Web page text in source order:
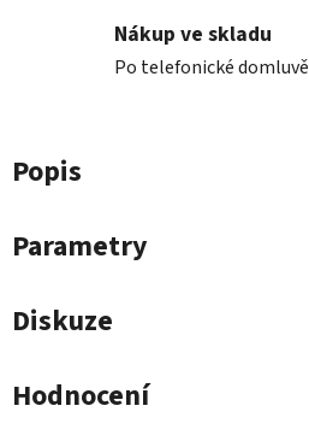
Nákup ve skladu
Po telefonické domluvě
Popis
Parametry
Diskuze
Hodnocení